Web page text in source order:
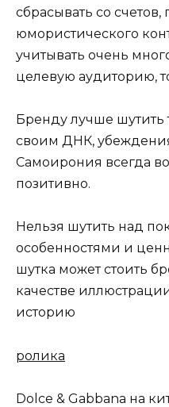
сбрасывать со
юмористического
учитывать очень
целевую аудиторию,
Бренду лучше
своим ДНК,
Самоирония всегда
позитивно.
Нельзя шутить над
особенностями и
шутка может стоить
качестве
историю
ролика
Dolce & Gabbana на